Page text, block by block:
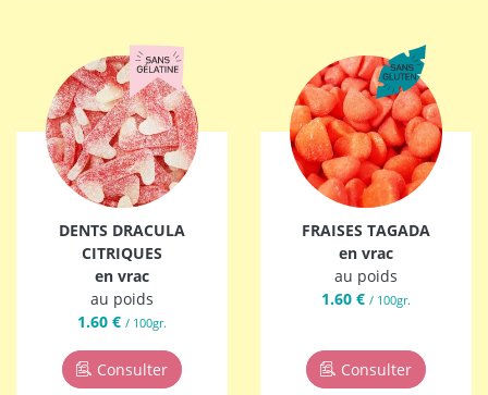
DENTS DRACULA
CITRIQUES
en vrac
au poids
1.60 € / 100gr.
Consulter
FRAISES TAGADA
en vrac
au poids
1.60 € / 100gr.
Consulter